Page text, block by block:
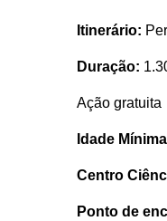
Itinerário:
Duração:
Ação gratuita
Idade
Centro
Ponto de